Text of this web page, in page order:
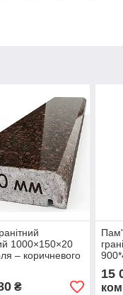
1000×150×20
– коричневого
₴
15